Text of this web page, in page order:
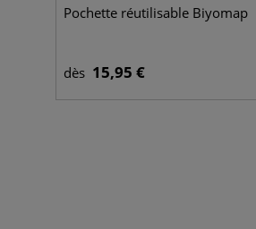
Pochette réutilisable Biyomap
dès 15,95 €